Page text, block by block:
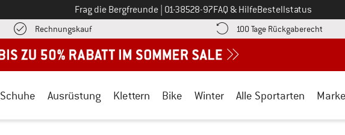
Frag die Bergfreunde Ruf uns an unter
01-38528-97FAQ & HilfeBestellstatus
RechnungskaufFinde die Zahlungs-Infos hier! Öffnet sich in einer Infobox
100 Tage Rückgaberecht
Schuhe Ausrüstung Klettern Bike Winter Alle Sportarten